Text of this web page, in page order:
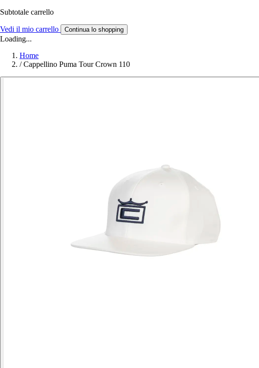
Subtotale carrello
Vedi il mio carrello Continua lo shopping
Loading...
Home
/ Cappellino Puma Tour Crown 110